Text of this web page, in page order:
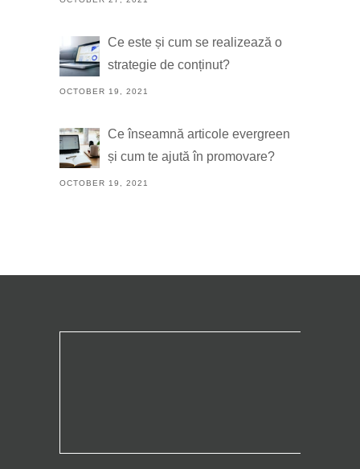
Ce este și cum se realizează o
strategie de conținut?
OCTOBER 19, 2021
Ce înseamnă articole evergreen
și cum te ajută în promovare?
OCTOBER 19, 2021